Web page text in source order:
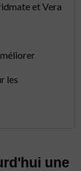
et Vera
les
une